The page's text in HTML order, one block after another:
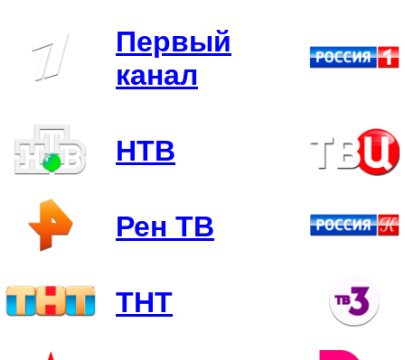
Первый
канал
НТВ
Рен ТВ
ТНТ